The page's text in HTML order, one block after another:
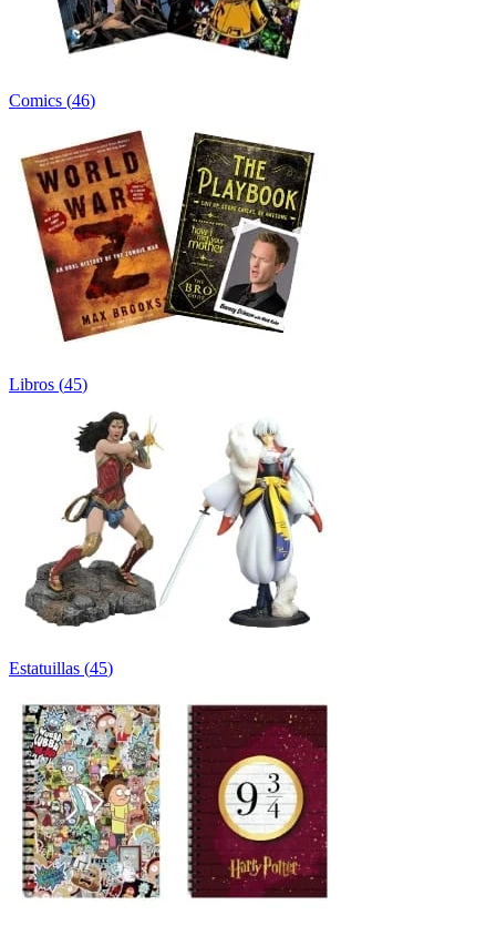
Comics (46)
Libros (45)
Estatuillas (45)